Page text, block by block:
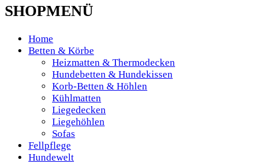
SHOPMENÜ
Home
Betten & Körbe
Heizmatten & Thermodecken
Hundebetten & Hundekissen
Korb-Betten & Höhlen
Kühlmatten
Liegedecken
Liegehöhlen
Sofas
Fellpflege
Hundewelt